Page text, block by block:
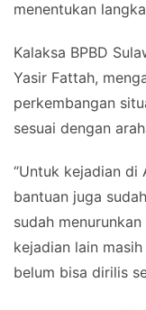
menentukan
Kalaksa BPBD
Yasir Fattah,
perkembangan
sesuai dengan
“Untuk kejadian di
bantuan juga
sudah
kejadian lain
belum bisa dirilis